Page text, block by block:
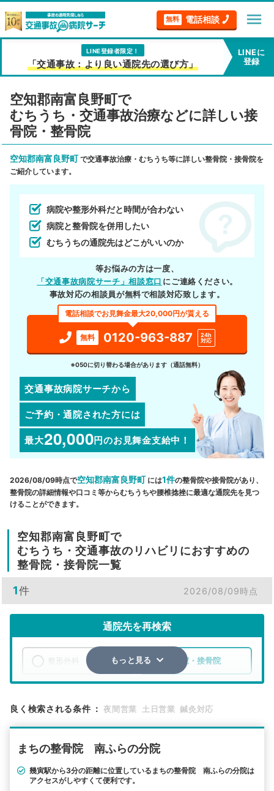
無料 電話相談 menu
LINE登録者限定！
「交通事故：より良い通院先の選び方」
LINEに
登録
空知郡南富良野町で
むちうち・交通事故治療などに詳しい接
骨院・整骨院
空知郡南富良野町で交通事故治療・むちうち等に詳しい整骨院・接骨院を
ご紹介しています。
病院や整形外科だと時間が合わない
病院と整骨院を併用したい
むちうちの通院先はどこがいいのか
等お悩みの方は一度、
「交通事故病院サーチ」相談窓口 にご連絡ください。
事故対応の相談員が無料で相談対応致します。
電話相談でお見舞金最大20,000円が貰える
無料 0120-963-887
24h
対応
※050に切り替わる場合があります（通話無料）
交通事故病院サーチから
ご予約・通院された方には
最大20,000円のお見舞金支給中！
2026/08/09時点で空知郡南富良野町 には1件の整骨院や接骨院があり、
整骨院の詳細情報や口コミ等からむちうちや腰椎捻挫に最適な通院先を見つ
けることができます。
空知郡南富良野町で
むちうち・交通事故のリハビリにおすすめの
整骨院・接骨院一覧
1件 2026/08/09時点
通院先を再検索
整骨院・接骨院
検索する
その他の検索方法
もっと見る
良く検索される条件 ： 夜間営業 土日営業 鍼灸対応
まちの整骨院 南ふらの分院
幾寅駅から3分の距離に位置しているまちの整骨院 南ふらの分院は
アクセスがしやすくて便利です。